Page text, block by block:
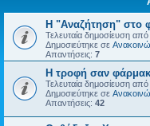
Η "Αναζήτηση" στο
Τελευταία δημοσίευση από
Δημοσιεύτηκε σε
Απαντήσεις: 7
H τροφή σαν
Τελευταία δημοσίευση από
Δημοσιεύτηκε σε
Απαντήσεις: 42